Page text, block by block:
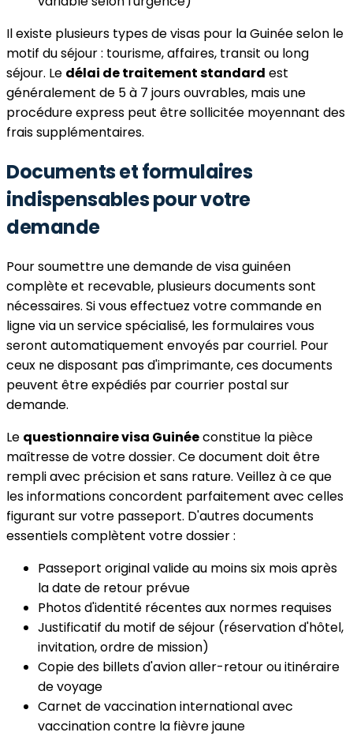
Il existe plusieurs types de visas pour la Guinée selon le
motif du séjour : tourisme, affaires, transit ou long
séjour. Le délai de traitement standard est
généralement de 5 à 7 jours ouvrables, mais une
procédure express peut être sollicitée moyennant des
frais supplémentaires.
Documents et formulaires
indispensables pour votre
demande
Pour soumettre une demande de visa guinéen
complète et recevable, plusieurs documents sont
nécessaires. Si vous effectuez votre commande en
ligne via un service spécialisé, les formulaires vous
seront automatiquement envoyés par courriel. Pour
ceux ne disposant pas d'imprimante, ces documents
peuvent être expédiés par courrier postal sur
demande.
Le questionnaire visa Guinéeconstitue la pièce
maîtresse de votre dossier. Ce document doit être
rempli avec précision et sans rature. Veillez à ce que
les informations concordent parfaitement avec celles
figurant sur votre passeport. D'autres documents
essentiels complètent votre dossier :
Passeport original valide au moins six mois après
la date de retour prévue
Photos d'identité récentes aux normes requises
Justificatif du motif de séjour (réservation d'hôtel,
invitation, ordre de mission)
Copie des billets d'avion aller-retour ou itinéraire
de voyage
Carnet de vaccination international avec
vaccination contre la fièvre jaune